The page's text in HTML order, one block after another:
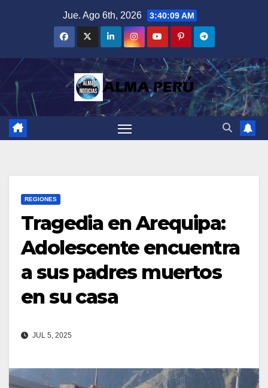
Jue. Ago 6th, 2026 3:40:10 AM
REGIONES
Tragedia en Arequipa:
Adolescente encuentra
a sus padres muertos
en su casa
JUL 5, 2025